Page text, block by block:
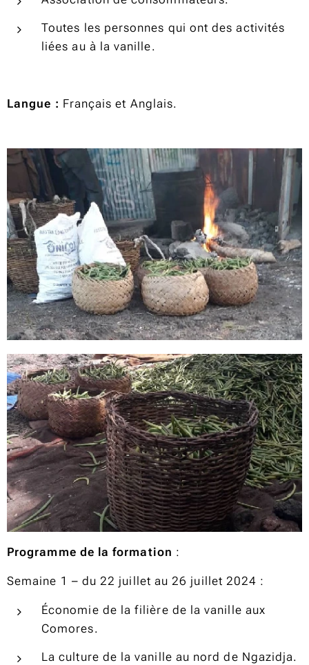
Toutes les personnes qui ont des activités
liées au à la vanille.
Langue : Français et Anglais.
Programme de la formation :
Semaine 1 – du 22 juillet au 26 juillet 2024 :
Économie de la filière de la vanille aux
Comores.
La culture de la vanille au nord de Ngazidja.